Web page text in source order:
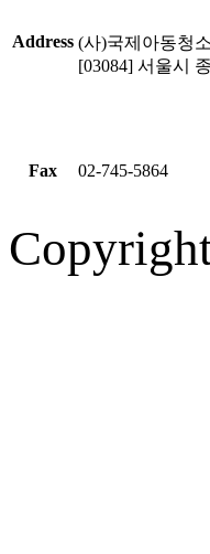
Address (사)국제아동청
[03084] 서울시
Fax 02-745-5864